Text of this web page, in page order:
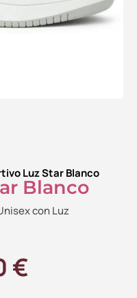
Luz Star Blanco
Blanco
con Luz
€El